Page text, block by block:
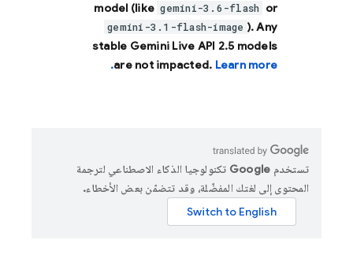
model (like gemini-3.6-flash or
gemini-3.1-flash-image ). Any
stable Gemini Live API 2.5 models
are not impacted. Learn more.
تستخدم Google تكنولوجيا الذكاء الاصطناعي لترجمة
المحتوى إلى لغتك المفضّلة، وقد تتضمّن بعض الأخطاء.